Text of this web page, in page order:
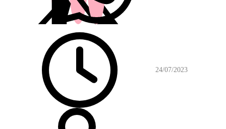
24/07/2023